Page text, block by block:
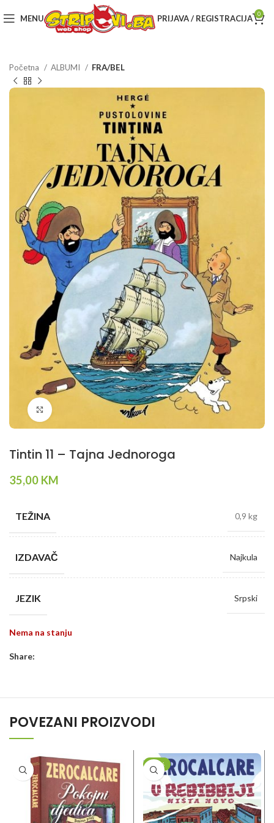
MENU PRIJAVA / REGISTRACIJA 0
Početna ALBUMI FRA/BEL
Tintin 11 – Tajna Jednoroga
35,00 KM
TEŽINA 0,9 kg
IZDAVAČ Najkula
JEZIK Srpski
Nema na stanju
Share:
POVEZANI PROIZVODI
-20%